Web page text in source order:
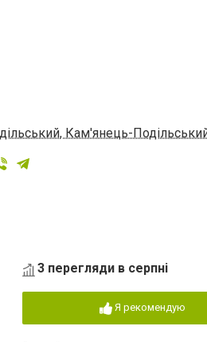
Кам'янець-
3 перегляди в серпні
Я рекомендую